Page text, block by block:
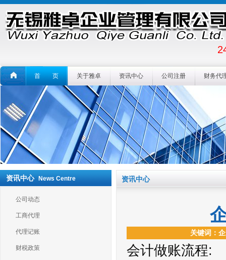
首 页 关于雅卓 资讯中心 公司注册 财务代
资讯中心 News Centre
公司动态
工商代理
代理记账
财税政策
资讯中心
关键词：
会计做账流程: